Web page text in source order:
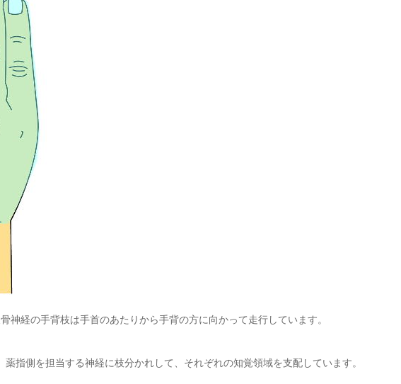
骨神経の手背枝は手首のあたりから手背の方に向かって走行しています。
薬指側を担当する神経に枝分かれして、それぞれの知覚領域を支配しています。